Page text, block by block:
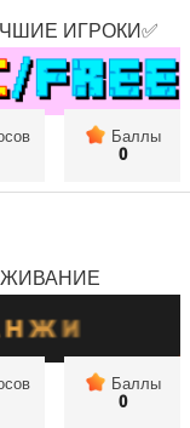
ИГРОКИ✅
Баллы
0
Баллы
0